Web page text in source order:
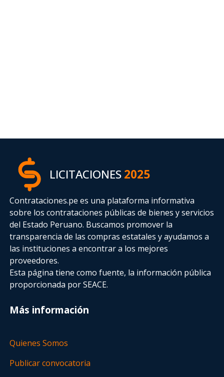
LICITACIONES2025
Contrataciones.pe es una plataforma informativa
sobre los contrataciones públicas de bienes y servicios
del Estado Peruano. Buscamos promover la
transparencia de las compras estatalesy ayudamos a
las instituciones a encontrar a los mejores
proveedores.
Esta página tiene como fuente, la información pública
proporcionada por SEACE.
Más información
Quienes Somos
Publicar convocatoria